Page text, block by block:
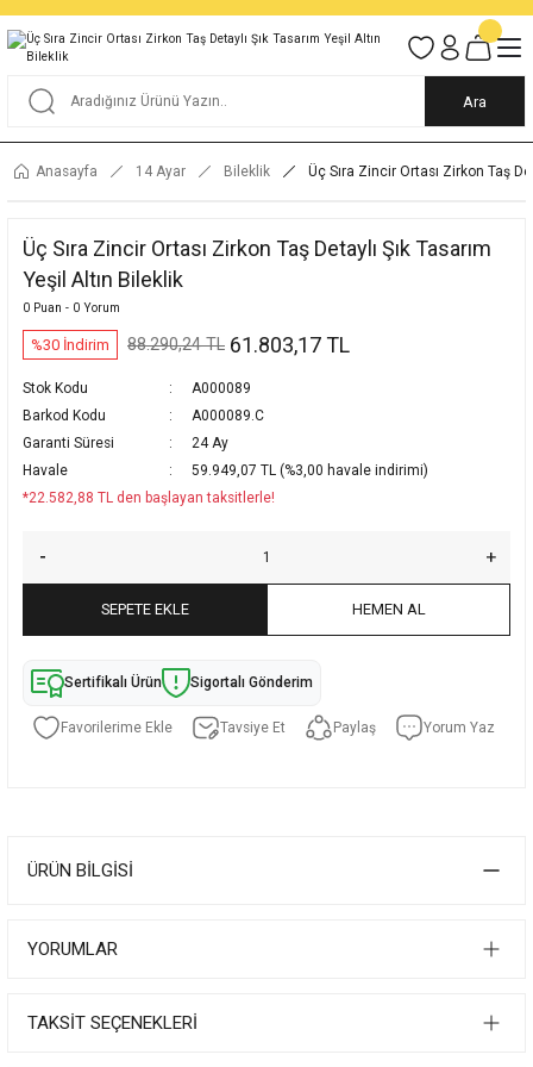
Tüm Alışverişlerde KARGO BEDAVA
Garantili Ve Sigortalı Kargo
Ankara İçi Elden Teslimat İmkanı
24/7 Müşteri Destek Hizmeti
40 Yıllık Güvenin Adresi
Ara
Anasayfa 14 Ayar Bileklik Üç Sıra Zincir Ortası Zirkon Taş
Üç Sıra Zincir Ortası Zirkon Taş Detaylı Şık Tasarım
Yeşil Altın Bileklik
0 Puan - 0 Yorum
%30 İndirim 88.290,24 TL 61.803,17 TL
Stok Kodu
A000089
Barkod Kodu
A000089.C
Garanti Süresi
24 Ay
Havale
59.949,07 TL (%3,00 havale indirimi)
*22.582,88 TL den başlayan taksitlerle!
SEPETE EKLE HEMEN AL
Sertifikalı Ürün Sigortalı Gönderim
Tavsiye Et Paylaş Yorum Yaz
ÜRÜN BILGISI
YORUMLAR
TAKSIT SEÇENEKLERI